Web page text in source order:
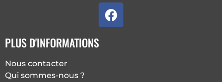
F
a
PLUS D'INFORMATIONS
Nous contacter
Qui sommes-nous ?